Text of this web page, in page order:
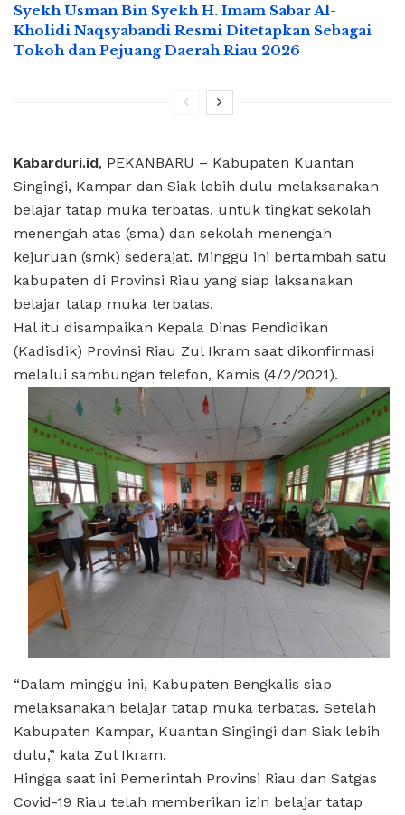
Syekh Usman Bin Syekh H. Imam Sabar Al-
Kholidi Naqsyabandi Resmi Ditetapkan Sebagai
Tokoh dan Pejuang Daerah Riau 2026
Kabarduri.id, PEKANBARU – Kabupaten Kuantan
Singingi, Kampar dan Siak lebih dulu melaksanakan
belajar tatap muka terbatas, untuk tingkat sekolah
menengah atas (sma) dan sekolah menengah
kejuruan (smk) sederajat. Minggu ini bertambah satu
kabupaten di Provinsi Riau yang siap laksanakan
belajar tatap muka terbatas.
Hal itu disampaikan Kepala Dinas Pendidikan
(Kadisdik) Provinsi Riau Zul Ikram saat dikonfirmasi
melalui sambungan telefon, Kamis (4/2/2021).
“Dalam minggu ini, Kabupaten Bengkalis siap
melaksanakan belajar tatap muka terbatas. Setelah
Kabupaten Kampar, Kuantan Singingi dan Siak lebih
dulu,” kata Zul Ikram.
Hingga saat ini Pemerintah Provinsi Riau dan Satgas
Covid-19 Riau telah memberikan izin belajar tatap